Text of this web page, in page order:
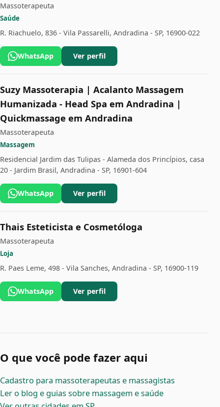
Massoterapeuta
Saúde
R. Riachuelo, 836 - Vila Passarelli, Andradina - SP, 16900-022
WhatsApp Ver perfil
Suzy Massoterapia | Acalanto Massagem
Humanizada - Head Spa em Andradina |
Quickmassage em Andradina
Massoterapeuta
Massagem
Residencial Jardim das Tulipas - Alameda dos Princípios, casa
20 - Jardim Brasil, Andradina - SP, 16901-604
WhatsApp Ver perfil
Thais Esteticista e Cosmetóloga
Massoterapeuta
Loja
R. Paes Leme, 498 - Vila Sanches, Andradina - SP, 16900-119
WhatsApp Ver perfil
O que você pode fazer aqui
Cadastro para massoterapeutas e massagistas
Ler o blog e guias sobre massagem e saúde